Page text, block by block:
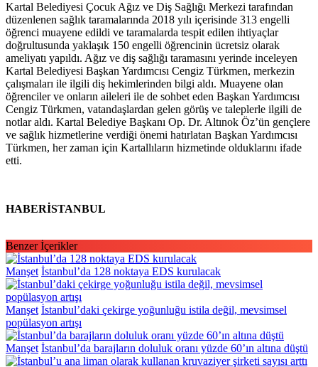
Kartal Belediyesi Çocuk Ağız ve Diş Sağlığı Merkezi tarafından
düzenlenen sağlık taramalarında 2018 yılı içerisinde 313 engelli
öğrenci muayene edildi ve taramalarda tespit edilen ihtiyaçlar
doğrultusunda yaklaşık 150 engelli öğrencinin ücretsiz olarak
ameliyatı yapıldı. Ağız ve diş sağlığı taramasını yerinde inceleyen
Kartal Belediyesi Başkan Yardımcısı Cengiz Türkmen, merkezin
çalışmaları ile ilgili diş hekimlerinden bilgi aldı. Muayene olan
öğrenciler ve onların aileleri ile de sohbet eden Başkan Yardımcısı
Cengiz Türkmen, vatandaşlardan gelen görüş ve taleplerle ilgili de
notlar aldı. Kartal Belediye Başkanı Op. Dr. Altınok Öz’ün gençlere
ve sağlık hizmetlerine verdiği önemi hatırlatan Başkan Yardımcısı
Türkmen, her zaman için Kartallıların hizmetinde olduklarını ifade
etti.
HABERİSTANBUL
Benzer İçerikler
Manşet İstanbul’da 128 noktaya EDS kurulacak
Manşet İstanbul’daki çekirge yoğunluğu istila değil, mevsimsel
popülasyon artışı
Manşet İstanbul’da barajların doluluk oranı yüzde 60’ın altına düştü